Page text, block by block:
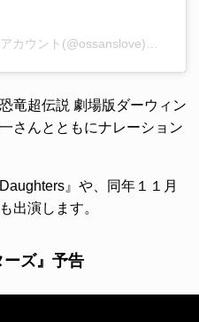
竜超伝説 劇場版ダーウィン
さんとともにナレーション
』や、同年１１月
出演します。
ズ』予告